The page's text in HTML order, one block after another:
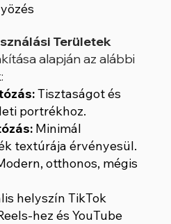
Területek
alapján az alábbi
Tisztaságot és
portrékhoz.
Minimál
textúrája érvényesül.
otthonos, mégis
helyszín TikTok
hez és YouTube